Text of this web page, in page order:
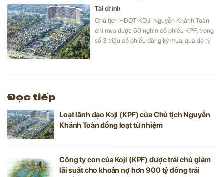
Tài chính
Chủ tịch HĐQT KOJI Nguyễn Khánh Toàn
chỉ mua được 60 nghìn cổ phiếu KPF, trong
số 3 triệu cổ phiếu đăng ký mua, qua đó tỷ
Đọc tiếp
Loạt lãnh đạo Koji (KPF) của Chủ tịch Nguyễn
Khánh Toàn đồng loạt từ nhiệm
Công ty con của Koji (KPF) được trái chủ giảm
lãi suất cho khoản nợ hơn 900 tỷ đồng trái